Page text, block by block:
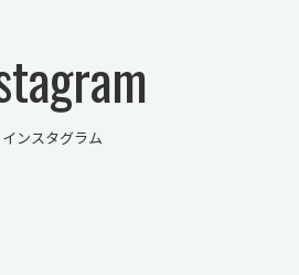
インスタグラム